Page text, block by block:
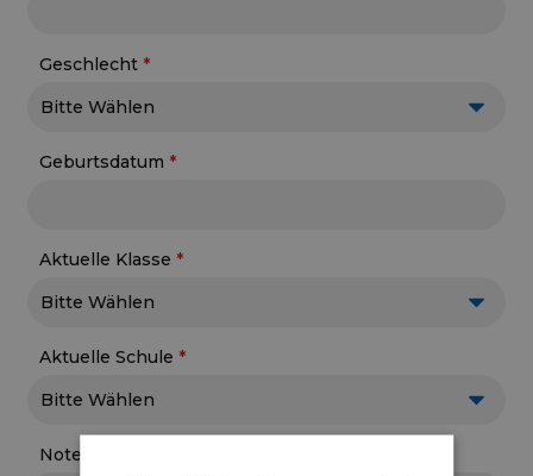
Geschlecht
Geburtsdatum
Aktuelle Klasse
Aktuelle Schule
Note Deutsch